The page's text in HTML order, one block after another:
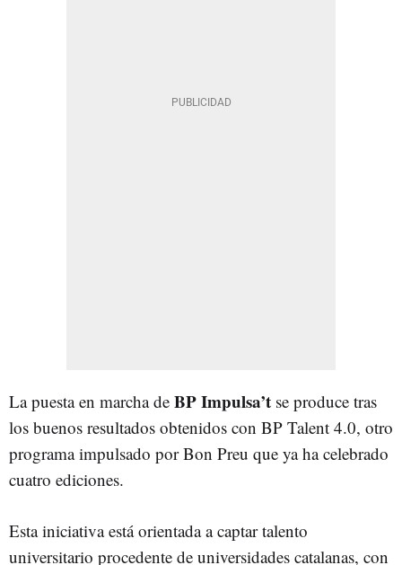
La puesta en marcha de BP Impulsa’t se produce tras
los buenos resultados obtenidos con BP Talent 4.0, otro
programa impulsado por Bon Preu que ya ha celebrado
cuatro ediciones.
Esta iniciativa está orientada a captar talento
universitario procedente de universidades catalanas, con